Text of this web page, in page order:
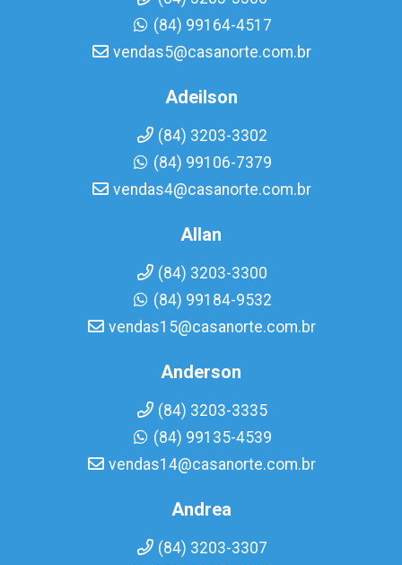
(84) 99164-4517
vendas5@casanorte.com.br
Adeilson
(84) 3203-3302
(84) 99106-7379
vendas4@casanorte.com.br
Allan
(84) 3203-3300
(84) 99184-9532
vendas15@casanorte.com.br
Anderson
(84) 3203-3335
(84) 99135-4539
vendas14@casanorte.com.br
Andrea
(84) 3203-3307